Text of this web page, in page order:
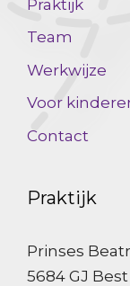
Praktijk
Team
Werkwijze
Voor
Contact
Praktijk
Prinses
5684 GJ Best